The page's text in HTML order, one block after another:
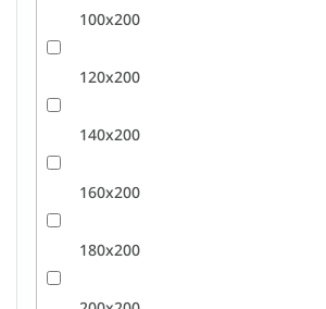
100x200
120x200
140x200
160x200
180x200